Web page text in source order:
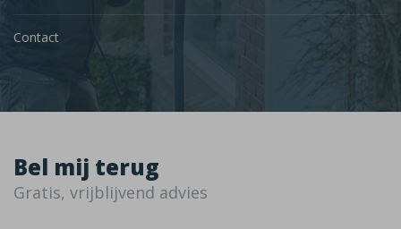
Contact
Bel mij terug
Gratis, vrijblijvend advies